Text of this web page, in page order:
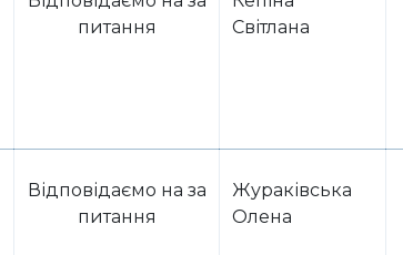
питання
Світлана
Відповідаємо на за
питання
Жураківська
Олена